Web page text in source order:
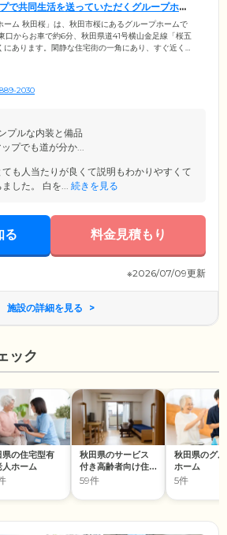
で共同生活を送っていただくグループホー
ーム 秋田桜」は、秋田市桜にあるグループホームで
口からお車で約6分、秋田県道41号横山金足線「桜五
にあります。閑静な住宅街の一角にあり、すぐ近く
にお住まいで、要支援2または要介護1から5の認定と
をつくり、グループごとに共同生活を送っていた
2030
プルな内装と備品
プでも道が分か...
も人当たりが良くて説明もわかりやすくて
した。 白を... 続きを見る
る 料金見積もり
※2026/07/09更新
施設の詳細を見る
ック
県の住宅型有
人ホーム
秋田県のサービス
付き高齢者向け住
宅
59件
秋田県のグ
ホーム
5件